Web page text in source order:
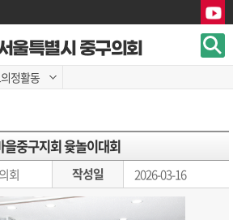
울특별시 중구의회
정활동
을중구지회 윷놀이대회
회 작성일 2026-03-16